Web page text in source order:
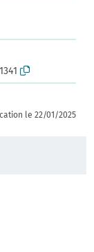
le 22/01/2025